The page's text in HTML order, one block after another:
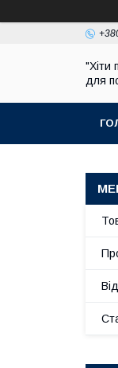
"Хіти
для